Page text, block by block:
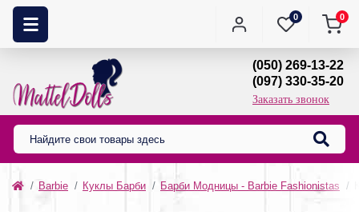
0 0
(050) 269-13-22
(097) 330-35-20
Заказать звонок
Barbie Куклы Барби Барби Модницы - Barbie Fashionistas